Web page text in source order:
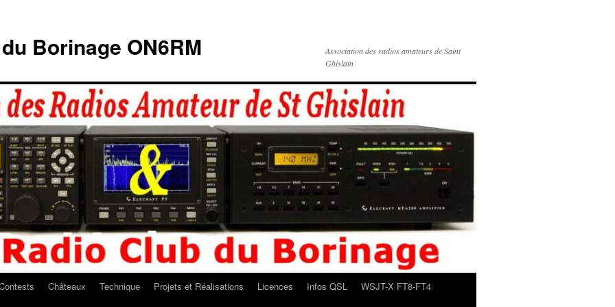
Borinage ON6RM
Association des radios amateurs de Saint
Ghislain
Châteaux Technique Projets et Réalisations Licences Infos QSL
WSJT-X FT8-FT4